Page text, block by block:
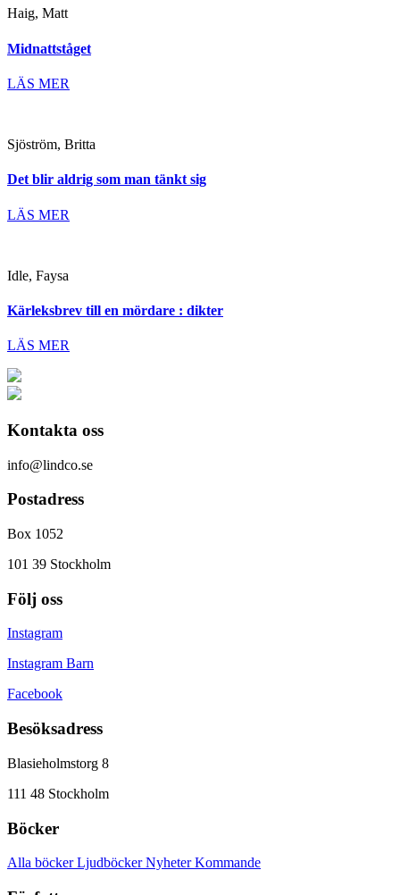
Haig, Matt
Midnattståget
LÄS MER
Sjöström, Britta
Det blir aldrig som man tänkt sig
LÄS MER
Idle, Faysa
Kärleksbrev till en mördare : dikter
LÄS MER
Kontakta oss
info@lindco.se
Postadress
Box 1052
101 39 Stockholm
Följ oss
Instagram
Instagram Barn
Facebook
Besöksadress
Blasieholmstorg 8
111 48 Stockholm
Böcker
Alla böckerLjudböckerNyheterKommande